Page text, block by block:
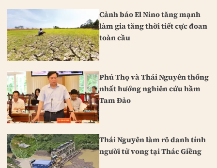
Cảnh báo El Nino tăng mạnh
làm gia tăng thời tiết cực đoan
toàn cầu
Phú Thọ và Thái Nguyên thống
nhất hướng nghiên cứu hầm
Tam Đảo
Thái Nguyên làm rõ danh tính
người tử vong tại Thác Giềng